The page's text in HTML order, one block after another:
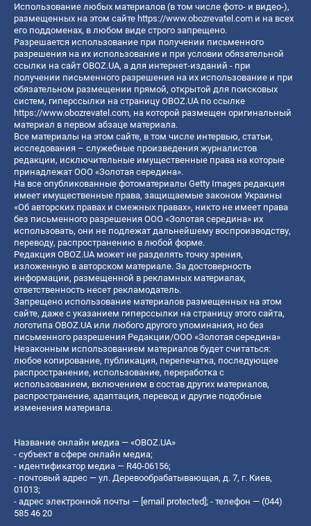
Использование любых материалов (в том числе фото- и видео-),
размещенных на этом сайте https://www.obozrevatel.com и на всех
его поддоменах, в любом виде строго запрещено.
Разрешается использование при получении письменного
разрешения на их использование и при условии обязательной
ссылки на сайт OBOZ.UA, а для интернет-изданий - при
получении письменного разрешения на их использование и при
обязательном размещении прямой, открытой для поисковых
систем, гиперссылки на страницу OBOZ.UA по ссылке
https://www.obozrevatel.com, на которой размещен оригинальный
материал в первом абзаце материала.
Все материалы на этом сайте, в том числе интервью, статьи,
исследования – служебные произведения журналистов
редакции, исключительные имущественные права на которые
принадлежат ООО «Золотая середина».
На все опубликованные фотоматериалы Getty Images редакция
имеет имущественные права, защищаемые законом Украины
«Об авторских правах и смежных правах», никто не имеет права
без письменного разрешения ООО «Золотая середина» их
использовать, они не подлежат дальнейшему воспроизводству,
переводу, распространению в любой форме.
Редакция OBOZ.UA может не разделять точку зрения,
изложенную в авторском материале. За достоверность
информации, размещенной в рекламных материалах,
ответственность несет рекламодатель.
Запрещено использование материалов размещенных на этом
сайте, даже с указанием гиперссылки на страницу этого сайта,
логотипа OBOZ.UA или любого другого упоминания, но без
письменного разрешения Редакции/ООО «Золотая середина»
Незаконным использованием материалов будет считаться:
любое копирование, публикация, перепечатка, последующее
распространение, использование, переработка с
использованием, включением в состав других материалов,
распространение, адаптация, перевод и другие подобные
изменения материала.
Название онлайн медиа — «OBOZ.UA»
- субъект в сфере онлайн медиа;
- идентификатор медиа — R40-06156;
- почтовый адрес — ул. Деревообрабатывающая, д. 7, г. Киев,
01013;
- адрес электронной почты — [email protected]; - телефон — (044)
585 46 20